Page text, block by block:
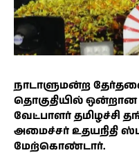
நாடாளுமன்ற
தொகுதியில் ஒன்றான
வேட்பாளர் தமிழச்சி
அமைச்சர் உதயநிதி
மேற்கொண்டார்.